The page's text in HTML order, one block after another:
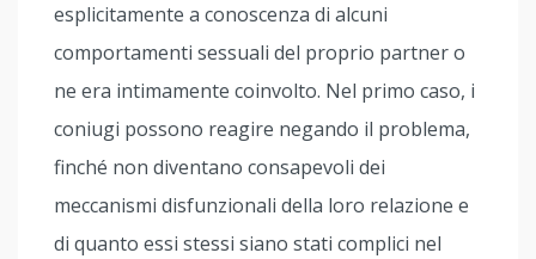
esplicitamente a conoscenza di alcuni
comportamenti sessuali del proprio partner o
ne era intimamente coinvolto. Nel primo caso, i
coniugi possono reagire negando il problema,
finché non diventano consapevoli dei
meccanismi disfunzionali della loro relazione e
di quanto essi stessi siano stati complici nel